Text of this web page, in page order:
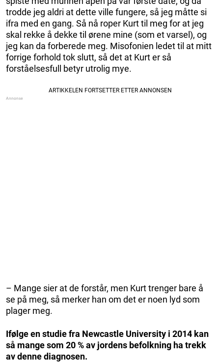
trodde jeg aldri at dette ville fungere, så jeg måtte si
ifra med en gang. Så nå roper Kurt til meg for at jeg
skal rekke å dekke til ørene mine (som et varsel), og
jeg kan da forberede meg. Misofonien ledet til at mitt
forrige forhold tok slutt, så det at Kurt er så
forståelsesfull betyr utrolig mye.
– Mange sier at de forstår, men Kurt trenger bare å
se på meg, så merker han om det er noen lyd som
plager meg.
Ifølge en studie fra Newcastle University i 2014 kan
så mange som 20 % av jordens befolkning ha trekk
av denne diagnosen.